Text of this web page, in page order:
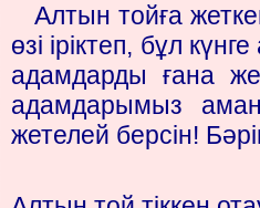
Алтын тойға
өзі іріктеп, бұл
адамдарды ғана
адамдарымыз
жетелей берсін!